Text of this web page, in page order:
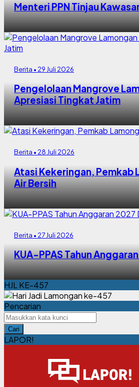
Menteri PPN Tinjau
Berita • 29 Juli 2026
Pengelolaan Mangrove
Apresiasi Tingkat Jatim
Berita • 28 Juli 2026
Atasi Kekeringan, Pemkab
Air Bersih
Berita • 27 Juli 2026
KUA-PPAS Tahun
HJL KE-457
Pencarian
Cari
LAPOR!